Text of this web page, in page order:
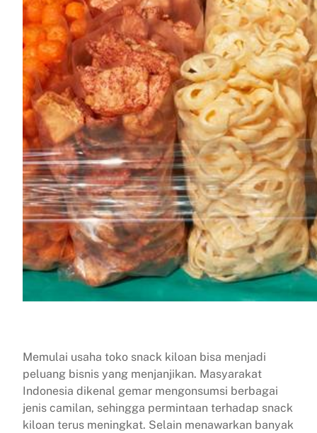
Memulai usaha toko snack kiloan bisa menjadi
peluang bisnis yang menjanjikan. Masyarakat
Indonesia dikenal gemar mengonsumsi berbagai
jenis camilan, sehingga permintaan terhadap snack
kiloan terus meningkat. Selain menawarkan banyak